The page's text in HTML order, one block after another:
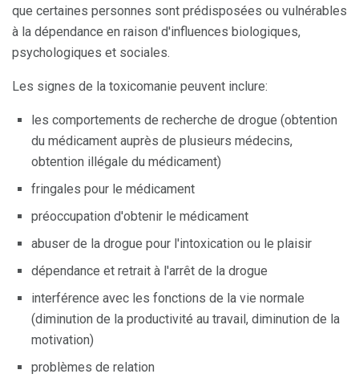
que certaines personnes sont prédisposées ou vulnérables
à la dépendance en raison d'influences biologiques,
psychologiques et sociales.
Les signes de la toxicomanie peuvent inclure:
les comportements de recherche de drogue (obtention
du médicament auprès de plusieurs médecins,
obtention illégale du médicament)
fringales pour le médicament
préoccupation d'obtenir le médicament
abuser de la drogue pour l'intoxication ou le plaisir
dépendance et retrait à l'arrêt de la drogue
interférence avec les fonctions de la vie normale
(diminution de la productivité au travail, diminution de la
motivation)
problèmes de relation